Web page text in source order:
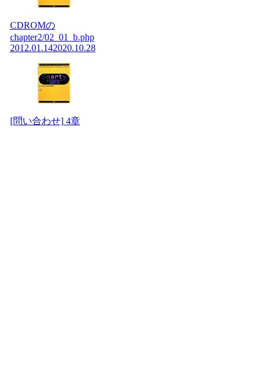
CDROMの
chapter2/02_01_b.php
2012.01.142020.10.28
[問い合わせ] 4章